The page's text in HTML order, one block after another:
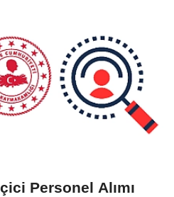
Personel Alımı